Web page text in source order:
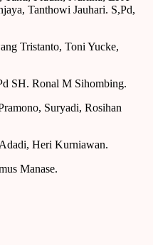
Tanthowi Jauhari. S,Pd,
Tristanto, Toni Yucke,
SH. Ronal M Sihombing.
Suryadi, Rosihan
Heri Kurniawan.
Manase.